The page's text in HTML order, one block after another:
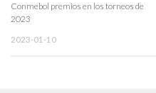
Conmebol premios en los torneos de
2023
2023-01-10